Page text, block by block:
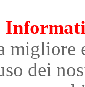
migliore
dei